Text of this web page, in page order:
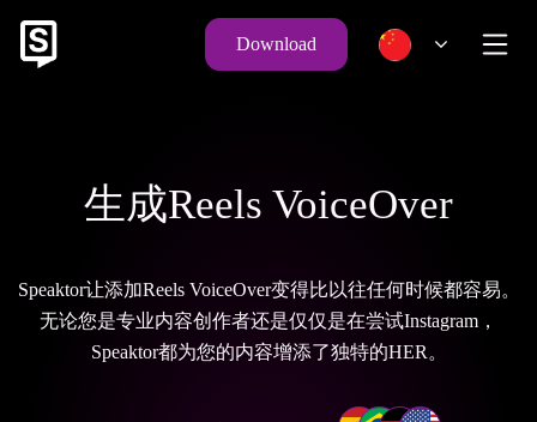
Download
生成Reels VoiceOver
Speaktor让添加Reels VoiceOver变得比以往任何时候都容易。
无论您是专业内容创作者还是仅仅是在尝试Instagram，
Speaktor都为您的内容增添了独特的HER。